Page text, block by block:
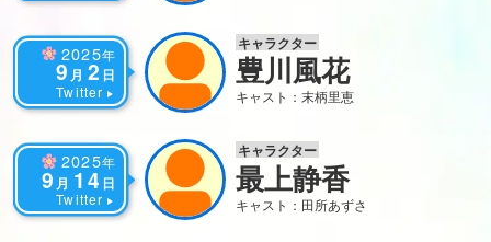
2025年
9 月 2 日
Twitter
キャラクター
豊川風花
キャスト：末柄里恵
2025年
9月 14 日
Twitter
キャラクター
最上静香
キャスト：田所あずさ